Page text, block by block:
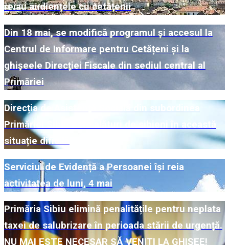
reiau audiențele cu cetățenii
Din 18 mai, se modifică programul și accesul la
Centrul de Informare pentru Cetățeni și la
ghișeele Direcției Fiscale din sediul central al
Primăriei
Direcția de Asistență Socială din subordinea
Primăriei Sibiu este alături de sibieni în această
situație dificilă
Serviciul de Evidență a Persoanei își reia
activitatea de luni, 4 mai
Primăria Sibiu elimină penalitățile pentru neplata
taxei de salubrizare în perioada stării de urgență.
NU MAI ESTE NECESAR SĂ VENIȚI LA GHIȘEE!